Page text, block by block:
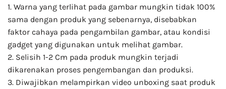
1. Warna yang terlihat pada gambar mungkin tidak 100%
sama dengan produk yang sebenarnya, disebabkan
faktor cahaya pada pengambilan gambar, atau kondisi
gadget yang digunakan untuk melihat gambar.
2. Selisih 1-2 Cm pada produk mungkin terjadi
dikarenakan proses pengembangan dan produksi.
3. Diwajibkan melampirkan video unboxing saat produk